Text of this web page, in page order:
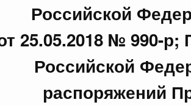
Российской
25.05.2018 № 990-
Российской
распоряжений
Правительства
№ 918
в постановление
29 июня 2021 г. № 1049